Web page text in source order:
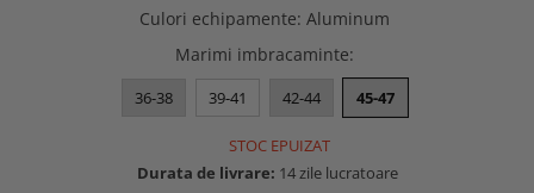
Culori echipamente: Aluminum
Marimi imbracaminte:
36-38 39-41 42-44 45-47
STOC EPUIZAT
Durata de livrare: 14 zile lucratoare